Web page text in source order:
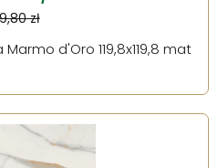
zł
d'Oro 119,8x119,8 mat